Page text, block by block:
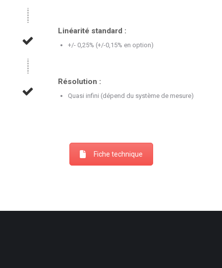
Linéarité standard :
+/- 0,25% (+/-0,15% en option)
Résolution :
Quasi infini (dépend du système de mesure)
Fiche technique